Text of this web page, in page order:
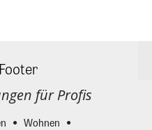
für Profis
Wohnen